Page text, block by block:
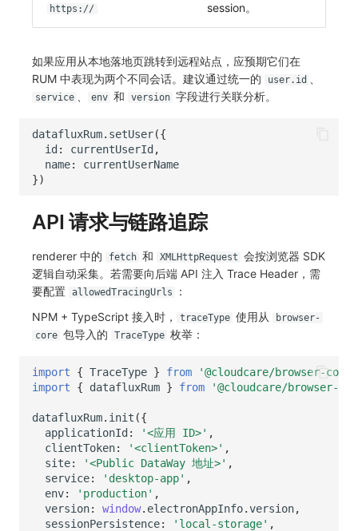
https://
session。
如果应用从本地落地页跳转到远程站点，应预期它们在
RUM 中表现为两个不同会话。建议通过统一的
user.id
service env 和 version 字段进行关联分析。
datafluxRum. setUser({
id: currentUserId,
name:
currentUserName
})
API 请求与链路追踪
renderer 中的 fetch 和 XMLHttpRequest 会按浏览器 SDK
逻辑自动采集。若需要向后端 API 注入 Trace Header，需
要配置 allowedTracingUrls
：
NPM + TypeScript 接入时，
traceType 使用从
browser-
core 包导入的 TraceType 枚举：
import { TraceType } from
'@cloudcare/browser-core'
import
{ datafluxRum } from '@cloudcare/browser-
datafluxRum. init ({
applicationId: '<应用 ID>' ,
clientToken: '<clientToken>' ,
site: '<Public DataWay 地址>' ,
service: 'desktop-app' ,
env: 'production' ,
version: window. electronAppInfo.version,
sessionPersistence: 'local-storage' ,